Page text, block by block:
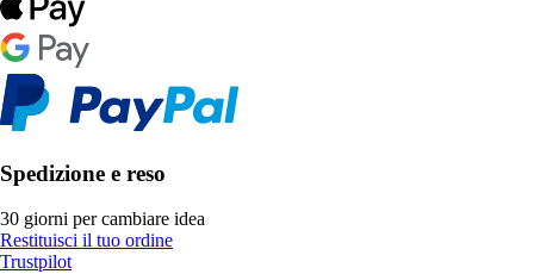
Spedizione e reso
30 giorni per cambiare idea
Restituisci il tuo ordine
Trustpilot